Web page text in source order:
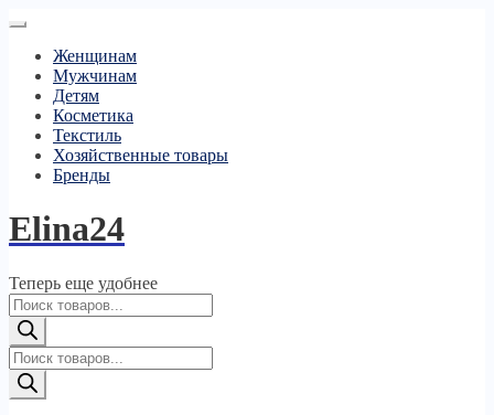
Женщинам
Мужчинам
Детям
Косметика
Текстиль
Хозяйственные товары
Бренды
Elina24
Теперь еще удобнее
Поиск
товаров
Поиск
товаров